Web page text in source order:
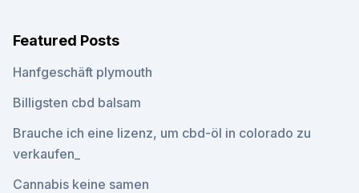
Featured Posts
Hanfgeschäft plymouth
Billigsten cbd balsam
Brauche ich eine lizenz, um cbd-öl in colorado zu
verkaufen_
Cannabis keine samen